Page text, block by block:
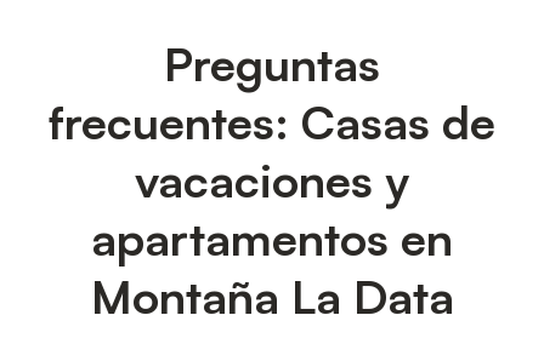
Preguntas
frecuentes: Casas de
vacaciones y
apartamentos en
Montaña La Data